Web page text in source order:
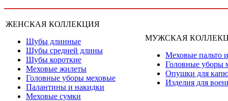
ЖЕНСКАЯ КОЛЛЕКЦИЯ
Шубы длинные
Шубы средней длины
Шубы короткие
Меховые жилеты
Головные уборы меховые
Палантины и накидки
Меховые сумки
МУЖСКАЯ
Меховые пальто
Головные уборы
Опушки для
Изделия для